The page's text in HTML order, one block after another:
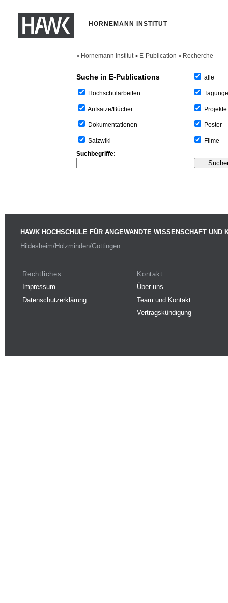
HORNEMANN INSTITUT
> Hornemann Institut > E-Publication > Recherche
Suche in E-Publications
Hochschularbeiten
Aufsätze/Bücher
Dokumentationen
Salzwiki
alle
Projekte
Poster
Filme
Suchbegriffe:
HAWK HOCHSCHULE FÜR ANGEWANDTE WISSENSCHAFT UND
Hildesheim/Holzminden/Göttingen
Rechtliches
Impressum
Datenschutzerklärung
Kontakt
Über uns
Team und Kontakt
Vertragskündigung